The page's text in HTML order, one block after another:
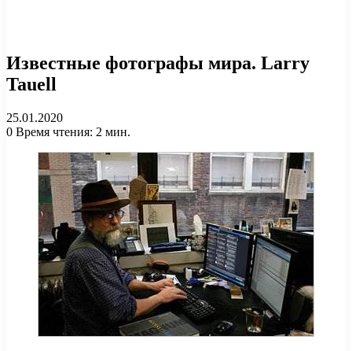
Известные фотографы мира. Larry
Tauell
25.01.2020
0 Время чтения: 2 мин.